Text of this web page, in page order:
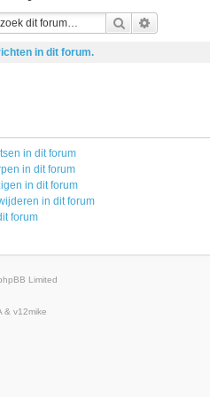
Zoek
in dit forum.
in dit forum
in dit forum
in dit forum
in dit forum
forum
Limited
& v12mike